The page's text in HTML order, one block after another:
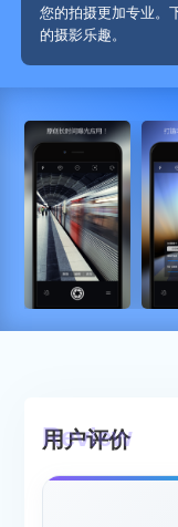
您的拍摄更加专业。
的摄影乐趣。
用户评价